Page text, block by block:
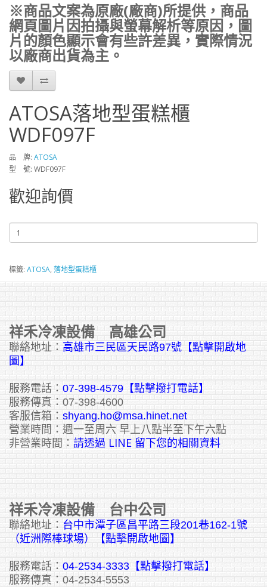
※商品文案為原廠(廠商)所提供，商品
網頁圖片因拍攝與螢幕解析等原因，圖
片的顏色顯示會有些許差異，實際情況
以廠商出貨為主。
ATOSA落地型蛋糕櫃
WDF097F
品 牌: ATOSA
型 號: WDF097F
歡迎詢價
標籤: ATOSA, 落地型蛋糕櫃
祥禾冷凍設備 高雄公司
聯絡地址： 高雄市三民區天民路97號【點擊開啟地
圖】
服務電話： 07-398-4579【點擊撥打電話】
服務傳真：07-398-4600
客服信箱： shyang.ho@msa.hinet.net
營業時間：週一至周六 早上八點半至下午六點
非營業時間： 請透過 LINE 留下您的相關資料
祥禾冷凍設備 台中公司
聯絡地址： 台中市潭子區昌平路三段201巷162-1號
（近洲際棒球場）【點擊開啟地圖】
服務電話： 04-2534-3333 【點擊撥打電話】
服務傳真：04-2534-5553